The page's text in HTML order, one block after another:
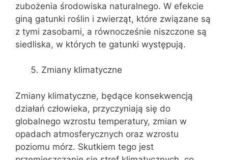
zubożenia środowiska naturalnego. W efekcie
giną gatunki roślin i zwierząt, które związane są
z tymi zasobami, a równocześnie niszczone są
siedliska, w których te gatunki występują.
Zmiany klimatyczne
Zmiany klimatyczne, będące konsekwencją
działań człowieka, przyczyniają się do
globalnego wzrostu temperatury, zmian w
opadach atmosferycznych oraz wzrostu
poziomu mórz. Skutkiem tego jest